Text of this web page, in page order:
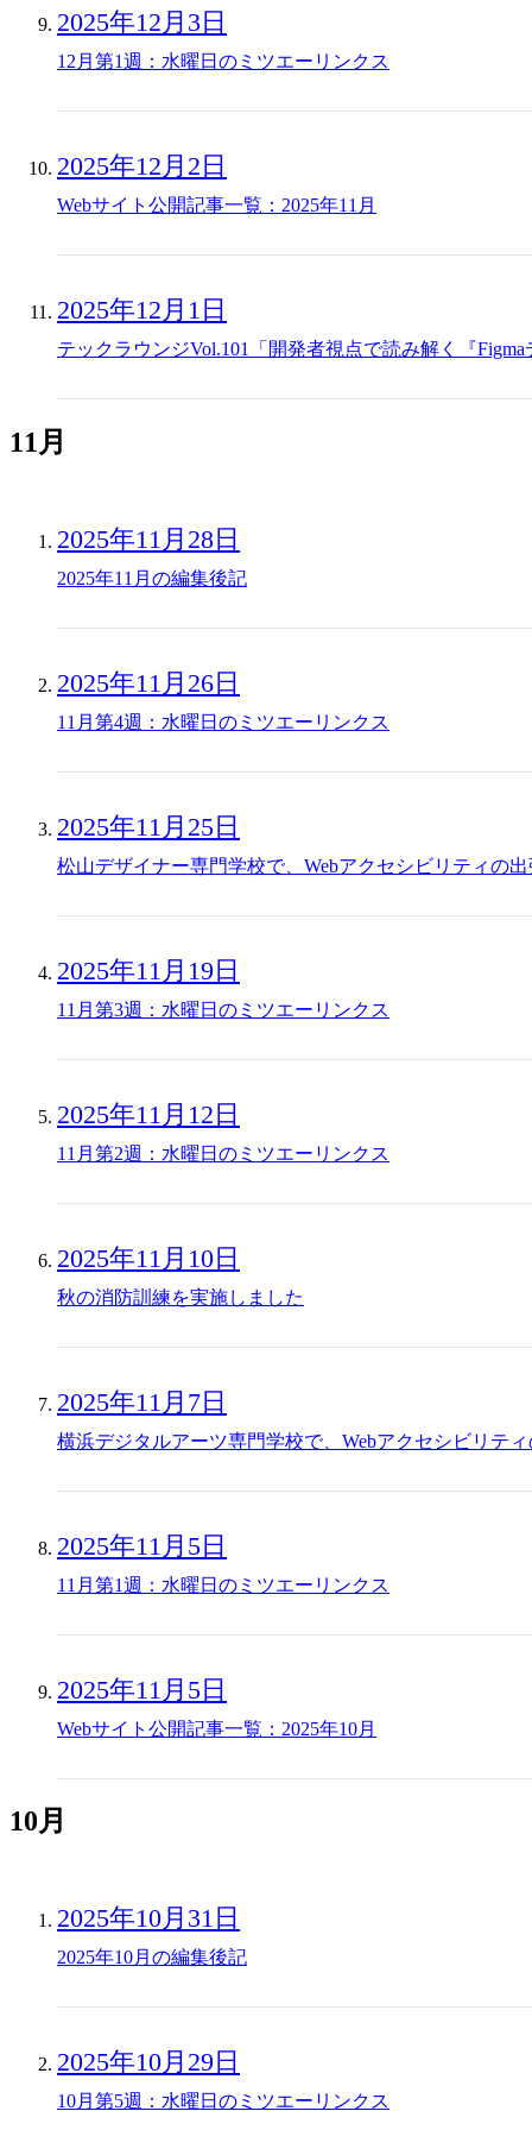
2025年12月3日
12月第1週：水曜日のミツエーリンクス
2025年12月2日
Webサイト公開記事一覧：2025年11月
2025年12月1日
テックラウンジVol.101「開発者視点で読み解く『
11月
2025年11月28日
2025年11月の編集後記
2025年11月26日
11月第4週：水曜日のミツエーリンクス
2025年11月25日
松山デザイナー専門学校で、Webアクセシビリティの
2025年11月19日
11月第3週：水曜日のミツエーリンクス
2025年11月12日
11月第2週：水曜日のミツエーリンクス
2025年11月10日
秋の消防訓練を実施しました
2025年11月7日
横浜デジタルアーツ専門学校で、Webアクセシビリテ
2025年11月5日
11月第1週：水曜日のミツエーリンクス
2025年11月5日
Webサイト公開記事一覧：2025年10月
10月
2025年10月31日
2025年10月の編集後記
2025年10月29日
10月第5週：水曜日のミツエーリンクス